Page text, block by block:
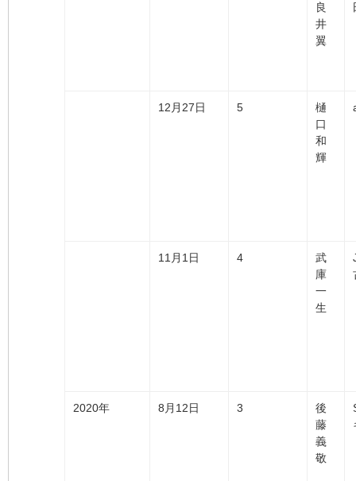
良
井
翼
12月27日 5
樋
口
和
輝
11月1日 4
武
庫
一
生
2020年 8月12日 3
後
藤
義
敬